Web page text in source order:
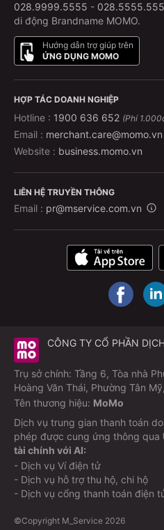
028.9999.5555 -
di động Brandname MOMO.
Hướng dẫn trợ giúp trên
ỨNG DỤNG MOMO
HỢP TÁC DOANH NGHIỆP
Hotline : 1900 636 652 (Phí
Email : merchant.care@momo.vn
Website : business.momo.vn
LIÊN HỆ TRUYỀN THÔNG
Email : pr@mservice.com.vn
CÔNG TY CỔ PHẦN
Trụ sở chính: Tầng 6, Tòa nhà
Hoàng Văn Thái, Phường Tân
Tên thương hiệu: MoMo
Dịch vụ trung gian thanh toán
phép được cung ứng thông qua
tài chính với AI:
- Dịch vụ Ví điện tử
- Dịch vụ hỗ trợ thu hộ, chi hộ
- Dịch vụ cổng thanh toán điện
©Copyright M_Service 2026